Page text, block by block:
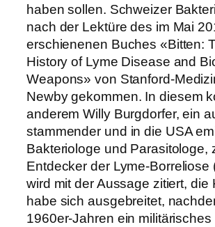
haben sollen. Schweizer
nach der Lektüre des im Mai
erschienenen Buches «Bitten:
History of Lyme Disease and
Weapons» von Stanford-
Newby gekommen. In diesem
anderem Willy Burgdorfer, ein
stammender und in die USA
Bakteriologe und Parasitologe,
Entdecker der Lyme-Borreliose
wird mit der Aussage zitiert, die
habe sich ausgebreitet,
1960er-Jahren ein